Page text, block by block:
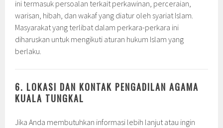
ini termasuk persoalan terkait perkawinan, perceraian,
warisan, hibah, dan wakaf yang diatur oleh syariat Islam.
Masyarakat yang terlibat dalam perkara-perkara ini
diharuskan untuk mengikuti aturan hukum Islam yang
berlaku.
6. LOKASI DAN KONTAK PENGADILAN AGAMA
KUALA TUNGKAL
Jika Anda membutuhkan informasi lebih lanjut atau ingin